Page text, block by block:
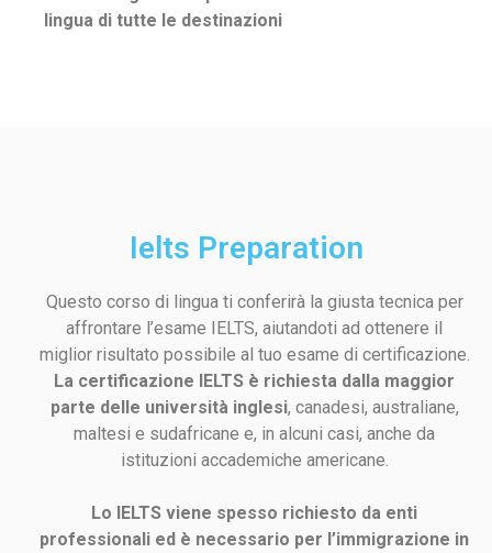
lingua di tutte le destinazioni
Ielts Preparation
Questo corso di lingua ti conferirà la giusta tecnica per
affrontare l’esame IELTS, aiutandoti ad ottenere il
miglior risultato possibile al tuo esame di certificazione.
La certificazione IELTS è richiesta dalla maggior
parte delle università inglesi, canadesi, australiane,
maltesi e sudafricane e, in alcuni casi, anche da
istituzioni accademiche americane.
Lo IELTS viene spesso richiesto da enti
professionali ed è necessario per l’immigrazione in